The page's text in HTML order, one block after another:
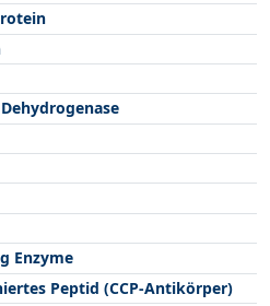
Enzyme
Peptid (CCP-Antikörper)